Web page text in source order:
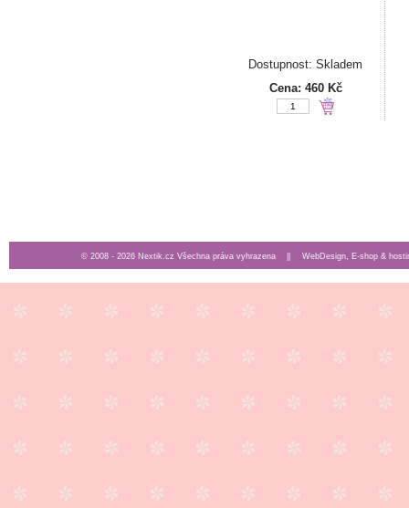
Dostupnost: Skladem
Cena: 460 Kč
© 2008 - 2026 Nextik.cz Všechna práva vyhrazena || WebDesign, E-shop &